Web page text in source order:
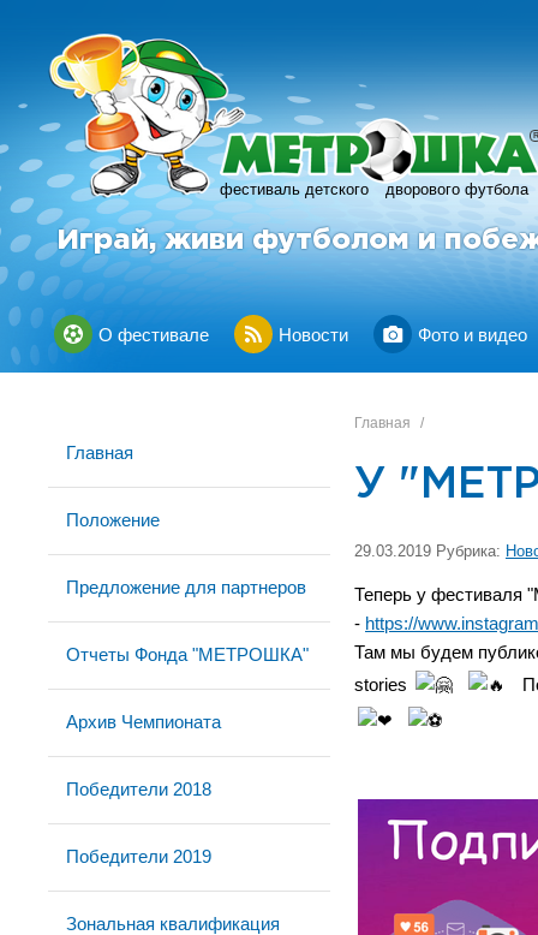
фестиваль детского дворового футбола
R
Играй, живи футболом и
О фестивале Новости Фото и видео
Главная
Положение
Предложение для партнеров
Отчеты Фонда "МЕТРОШКА"
Архив Чемпионата
Победители 2018
Победители 2019
Зональная квалификация
Главная /
У
29.03.2019 Рубрика:
Теперь у фестиваля
- https://
Там мы будем
stories